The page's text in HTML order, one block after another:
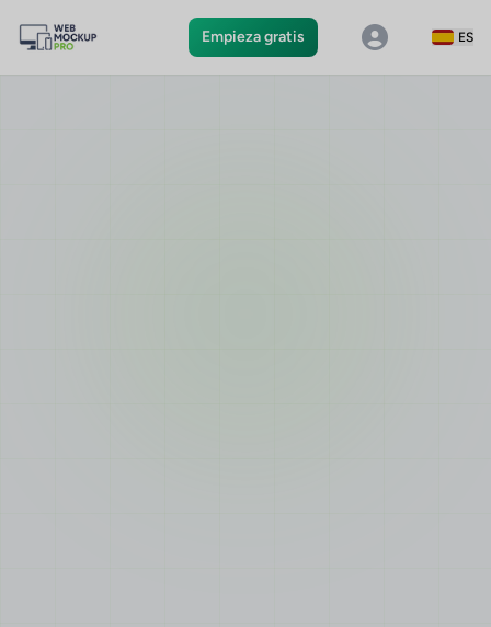
Empieza gratis ES